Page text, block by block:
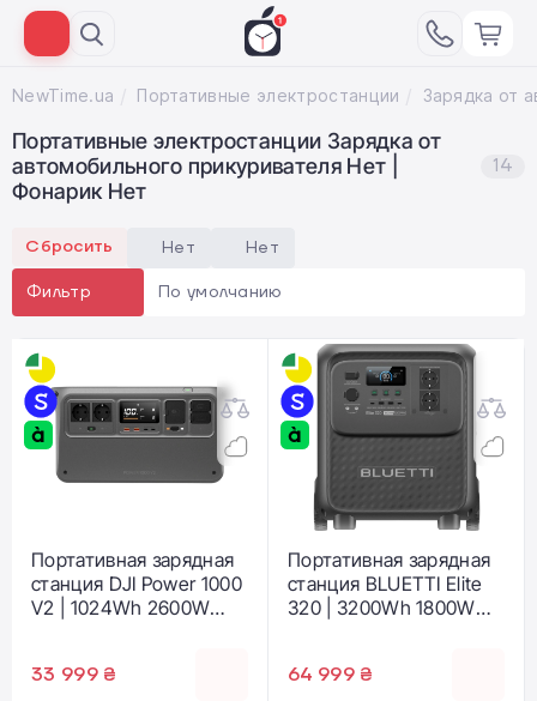
NewTime.ua Портативные электростанции
Портативные электростанции Зарядка от
автомобильного прикуривателя Нет |
Фонарик Нет
14
Сбросить Нет Нет
Фильтр По умолчанию
Портативная зарядная
станция DJI Power 1000
V2 | 1024Wh 2600W
33 999 ₴
Портативная зарядная
станция BLUETTI Elite
320 | 3200Wh 1800W
64 999 ₴